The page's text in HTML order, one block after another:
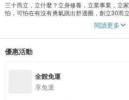
三十而立，立什麼？立身修養，立業事業，立
怕，可怕在有沒有勇氣跳出舒適圈，創立30而
再固步自封，會以滴膠乾花多種手工藝創作出飾
閱讀更多
優惠活動
全館免運
享免運